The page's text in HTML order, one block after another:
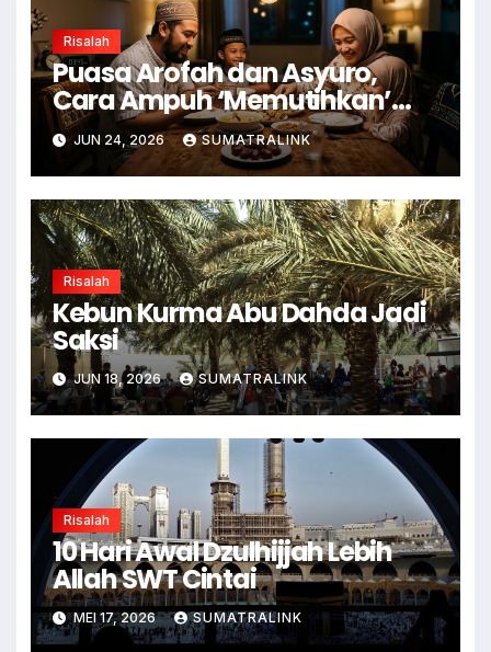
Risalah
Puasa Arofah dan Asyuro,
Cara Ampuh ‘Memutihkan’
Dosa
JUN 24, 2026 SUMATRALINK
Risalah
Kebun Kurma Abu Dahda Jadi
Saksi
JUN 18, 2026 SUMATRALINK
Risalah
10 Hari Awal Dzulhijjah Lebih
Allah SWT Cintai
MEI 17, 2026 SUMATRALINK